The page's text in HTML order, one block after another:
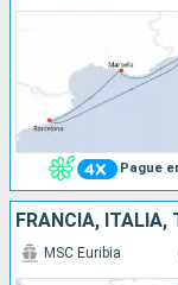
Pague
FRANCIA, ITALIA,
MSC Euribia